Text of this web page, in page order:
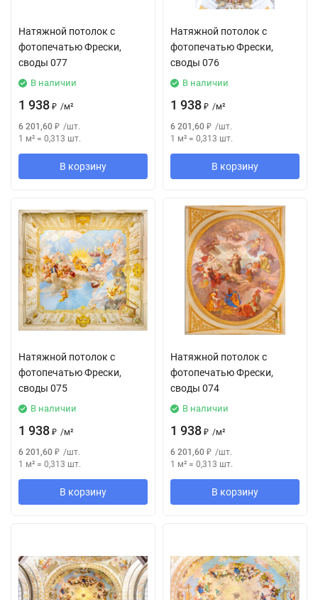
Натяжной потолок с
фотопечатью Фрески,
своды 077
В наличии
1 938 ₽ /м²
6 201,60 ₽ /шт.
1 м² = 0,313 шт.
В корзину
Натяжной потолок с
фотопечатью Фрески,
своды 076
В наличии
1 938 ₽ /м²
6 201,60 ₽ /шт.
1 м² = 0,313 шт.
В корзину
Натяжной потолок с
фотопечатью Фрески,
своды 075
В наличии
1 938 ₽ /м²
6 201,60 ₽ /шт.
1 м² = 0,313 шт.
В корзину
Натяжной потолок с
фотопечатью Фрески,
своды 074
В наличии
1 938 ₽ /м²
6 201,60 ₽ /шт.
1 м² = 0,313 шт.
В корзину